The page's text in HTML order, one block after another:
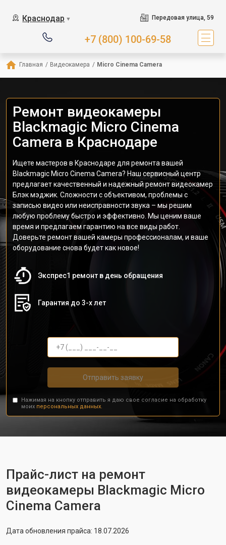
Краснодар ▼ Передовая улица, 59
+7 (800) 100-69-58
Главная / Видеокамера / Micro Cinema Camera
Ремонт видеокамеры
Blackmagic Micro Cinema
Camera в Краснодаре
Ищете мастеров в Краснодаре для ремонта вашей
Blackmagic Micro Cinema Camera? Наш сервисный центр
предлагает качественный и надежный ремонт видеокамер
Блэк мэджик. Сложности с объективом, проблемы с
записью видео или неисправности звука – мы решим
любую проблему быстро и эффективно. Мы ценим ваше
время и предлагаем гарантию на все виды работ.
Доверьте ремонт вашей камеры профессионалам, и ваше
оборудование снова будет как новое!
Экспрес1 ремонт в день обращения
Гарантия до 3-х лет
Отправить заявку
Нажимая на кнопку отправить я даю свое согласие на обработку
моих персональных данных.
Прайс-лист на ремонт
видеокамеры Blackmagic Micro
Cinema Camera
Дата обновления прайса: 18.07.2026